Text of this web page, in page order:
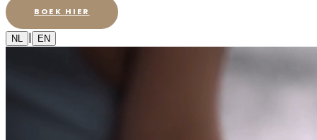
BOEK HIER
NL | EN